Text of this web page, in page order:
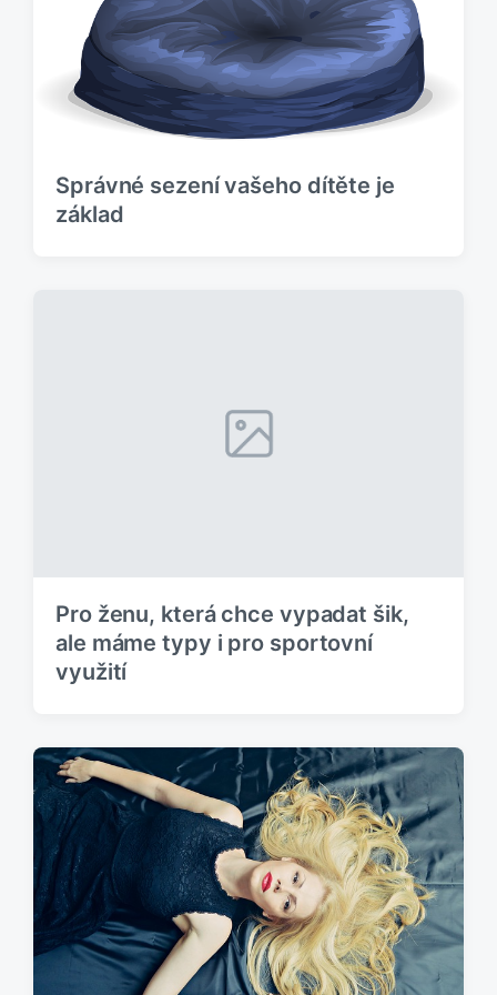
Správné sezení vašeho dítěte je
základ
Pro ženu, která chce vypadat šik,
ale máme typy i pro sportovní
využití